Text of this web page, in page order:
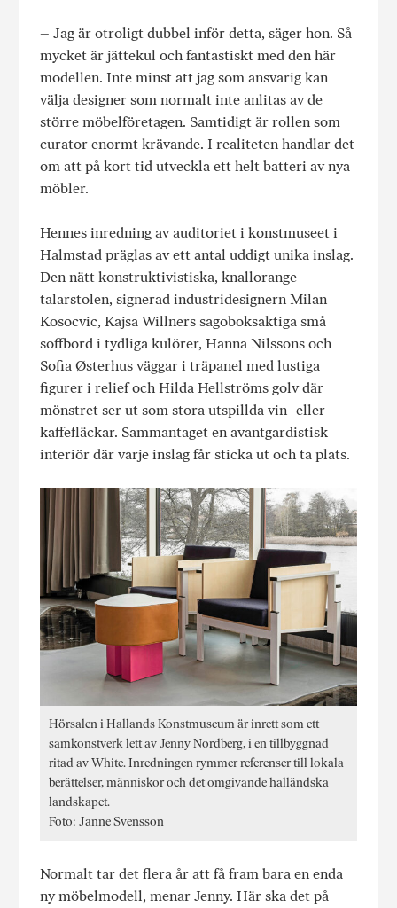
– Jag är otroligt dubbel inför detta, säger hon. Så
mycket är jättekul och fantastiskt med den här
modellen. Inte minst att jag som ansvarig kan
välja designer som normalt inte anlitas av de
större möbelföretagen. Samtidigt är rollen som
curator enormt krävande. I realiteten handlar det
om att på kort tid utveckla ett helt batteri av nya
möbler.
Hennes inredning av auditoriet i konstmuseet i
Halmstad präglas av ett antal uddigt unika inslag.
Den nätt konstruktivistiska, knallorange
talarstolen, signerad industridesignern Milan
Kosocvic, Kajsa Willners sagoboksaktiga små
soffbord i tydliga kulörer, Hanna Nilssons och
Sofia Østerhus väggar i träpanel med lustiga
figurer i relief och Hilda Hellströms golv där
mönstret ser ut som stora utspillda vin- eller
kaffefläckar. Sammantaget en avantgardistisk
interiör där varje inslag får sticka ut och ta plats.
Hörsalen i Hallands Konstmuseum är inrett som ett
samkonstverk lett av Jenny Nordberg, i en tillbyggnad
ritad av White. Inredningen rymmer referenser till lokala
berättelser, människor och det omgivande halländska
landskapet.
Foto: Janne Svensson
Normalt tar det flera år att få fram bara en enda
ny möbelmodell, menar Jenny. Här ska det på